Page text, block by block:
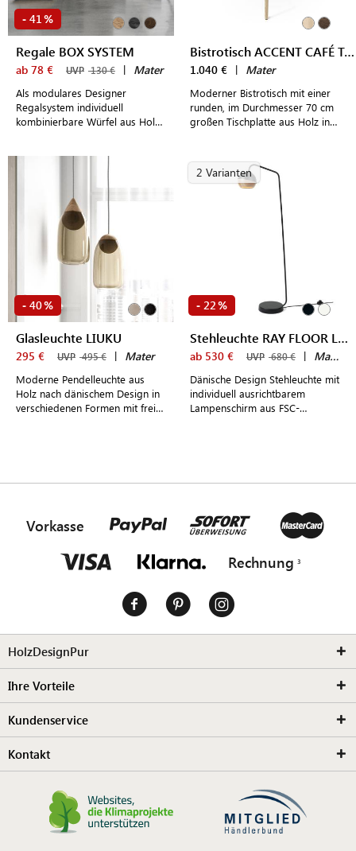
- 41 %
Regale BOX SYSTEM
ab 78 € UVP 130 € | Mater
Als modulares Designer
Regalsystem individuell
kombinierbare Würfel aus Holz
Bistrotisch ACCENT CAFÉ TABLE
1.040 € | Mater
Moderner Bistrotisch mit einer
runden, im Durchmesser 70 cm
großen Tischplatte aus Holz in
- 40%
Glasleuchte LIUKU
295 € UVP 495 € | Mater
Moderne Pendelleuchte aus
Holz nach dänischem Design in
verschiedenen Formen mit frei
2 Varianten
- 22 %
Stehleuchte RAY FLOOR LAMP
ab 530 € UVP 680 € | Mater
Dänische Design Stehleuchte mit
individuell ausrichtbarem
Lampenschirm aus FSC-
Vorkasse
Rechnung
HolzDesignPur
Ihre Vorteile
Kundenservice
Kontakt